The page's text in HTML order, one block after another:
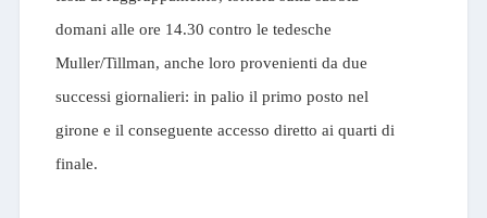
domani alle ore 14.30 contro le tedesche
Muller/Tillman, anche loro provenienti da due
successi giornalieri: in palio il primo posto nel
girone e il conseguente accesso diretto ai quarti di
finale.